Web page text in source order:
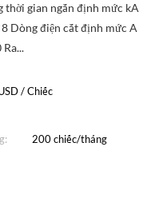
thời gian ngắn định mức kA
Dòng điện cắt định mức A
/ Chiếc
200 chiếc/tháng